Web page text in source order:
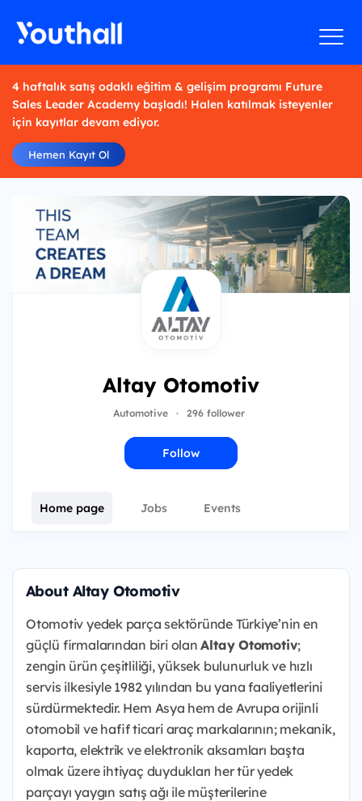
4 haftalık satış odaklı eğitim & gelişim programı Future
Sales Leader Academy başladı! Halen katılmak isteyenler
için kayıtlar devam ediyor.
Hemen Kayıt Ol
Altay Otomotiv
Automotive · 296 follower
Follow
Home page Jobs Events
About Altay Otomotiv
Otomotiv yedek parça sektöründe Türkiye’nin en
güçlü firmalarından biri olanAltay Otomotiv;
zengin ürün çeşitliliği, yüksek bulunurluk ve hızlı
servis ilkesiyle 1982 yılından bu yana faaliyetlerini
sürdürmektedir. Hem Asya hem de Avrupa orijinli
otomobil ve hafif ticari araç markalarının; mekanik,
kaporta, elektrik ve elektronik aksamları başta
olmak üzere ihtiyaç duydukları her tür yedek
parçayı yaygın satış ağı ile müşterilerine